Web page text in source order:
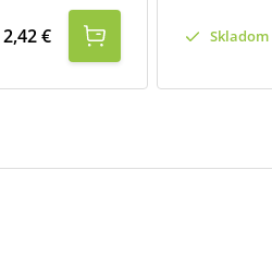
2,42 € Skladom